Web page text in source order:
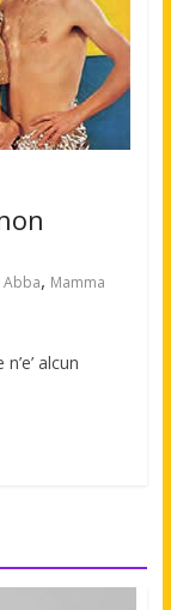
Abba, Mamma
alcun